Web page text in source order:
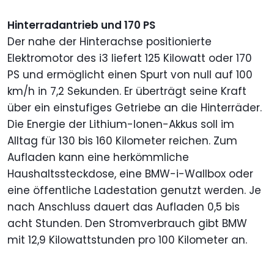
Hinterradantrieb und 170 PS
Der nahe der Hinterachse positionierte
Elektromotor des i3 liefert 125 Kilowatt oder 170
PS und ermöglicht einen Spurt von null auf 100
km/h in 7,2 Sekunden. Er überträgt seine Kraft
über ein einstufiges Getriebe an die Hinterräder.
Die Energie der Lithium-Ionen-Akkus soll im
Alltag für 130 bis 160 Kilometer reichen. Zum
Aufladen kann eine herkömmliche
Haushaltssteckdose, eine BMW-i-Wallbox oder
eine öffentliche Ladestation genutzt werden. Je
nach Anschluss dauert das Aufladen 0,5 bis
acht Stunden. Den Stromverbrauch gibt BMW
mit 12,9 Kilowattstunden pro 100 Kilometer an.